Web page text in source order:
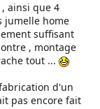
ainsi que 4
jumelle home
suffisant
, montage
tout ...
d'un
pas encore fait